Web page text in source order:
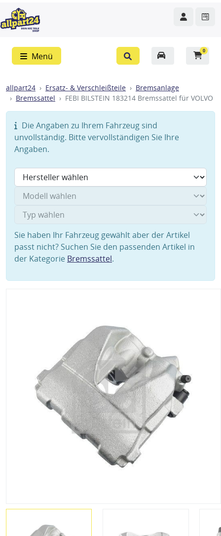
Menü
0
allpart24 Ersatz- & Verschleißteile
Bremsanlage
Bremssattel
FEBI BILSTEIN 183214 Bremssattel für VOLVO
Die Angaben zu Ihrem Fahrzeug sind
unvollständig. Bitte vervollständigen Sie Ihre
Angaben.
Sie haben Ihr Fahrzeug gewählt aber der Artikel
passt nicht? Suchen Sie den passenden Artikel in
der Kategorie Bremssattel.